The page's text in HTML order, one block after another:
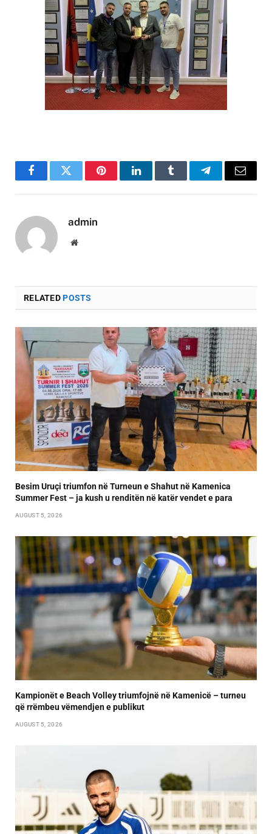
FacebookTwitter PinterestLinkedInTumblr TelegramEmail
admin
Website
RELATEDPOSTS
Besim Uruçi triumfon në Turneun e Shahut në Kamenica
Summer Fest – ja kush u renditën në katër vendet e para
AUGUST 5, 2026
Kampionët e Beach Volley triumfojnë në Kamenicë – turneu
që rrëmbeu vëmendjen e publikut
AUGUST 5, 2026